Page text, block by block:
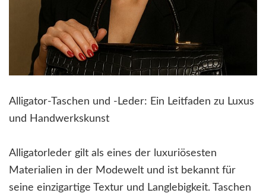
Alligator-Taschen und -Leder: Ein Leitfaden zu Luxus
und Handwerkskunst
Alligatorleder gilt als eines der luxuriösesten
Materialien in der Modewelt und ist bekannt für
seine einzigartige Textur und Langlebigkeit. Taschen